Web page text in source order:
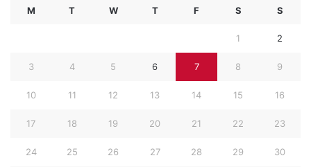
M T W T F S S
1 2
3 4 5 6 7 8 9
10 11 12 13 14 15 16
17 18 19 20 21 22 23
24 25 26 27 28 29 30